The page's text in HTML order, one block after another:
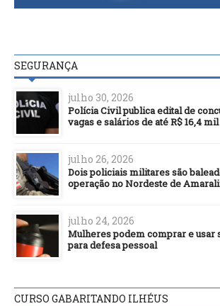
SEGURANÇA
julho 30, 2026
Polícia Civil publica edital de
vagas e salários de até R$ 16,4 mil
julho 26, 2026
Dois policiais militares são
operação no Nordeste de
julho 24, 2026
Mulheres podem comprar e usar
para defesa pessoal
CURSO GABARITANDO ILHÉUS